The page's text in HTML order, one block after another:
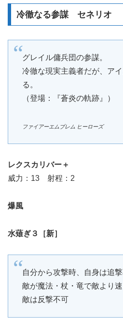
冷徹なる参謀 セネリオ
グレイル傭兵団の参謀。
冷徹な現実主義者だが、ア
る。
（登場：『蒼炎の軌跡』）
ファイアーエムブレム ヒーローズ
レクスカリバー＋
威力：13 射程：2
爆風
水薙ぎ３［新］
自分から攻撃時、自身は追
敵が魔法・杖・竜で敵より速
敵は反撃不可